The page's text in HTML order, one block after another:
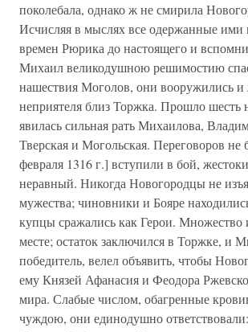
поколебала, однако ж не смирила
Исчисляя в мыслях все одержанные ими
времен Рюрика до настоящего и
Михаил великодушною решимостию
нашествия Моголов, они вооружились и
неприятеля близ Торжка. Прошло шесть
явилась сильная рать Михаилова,
Тверская и Могольская. Переговоров не
февраля 1316 г.] вступили в бой,
неравный. Никогда Новогородцы не
мужества; чиновники и Бояре
купцы сражались как Герои. Множество
месте; остаток заключился в Торжке, и
победитель, велел объявить, чтобы
ему Князей Афанасия и Феодора
мира. Слабые числом, обагренные
чуждою, они единодушно